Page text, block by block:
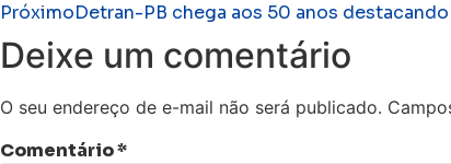
PróximoDetran-PB chega aos 50 anos
Deixe um comentário
O seu endereço de e-mail não será publicado.
Comentário*